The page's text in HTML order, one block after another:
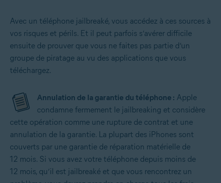
Avec un téléphone jailbreaké, vous accédez à ces sources à
vos risques et périls. Et il peut parfois s’avérer difficile
ensuite de prouver que vous ne faites pas partie d’un
groupe de piratage au vu des applications que vous
téléchargez.
Annulation de la garantie du téléphone : Apple
condamne fermement le jailbreaking et considère
cette opération comme une rupture de contrat et une
annulation de la garantie. La plupart des iPhones sont
couverts par une garantie de réparation matérielle de
12 mois. Si vous avez votre téléphone depuis moins de
12 mois, qu’il est jailbreaké et que vous rencontrez un